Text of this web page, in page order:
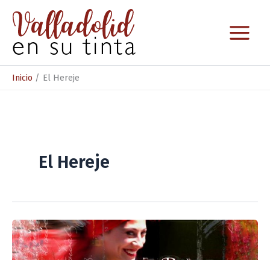
contenido
Inicio El Hereje
El Hereje